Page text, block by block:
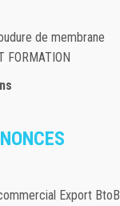
de membrane
Export BtoB